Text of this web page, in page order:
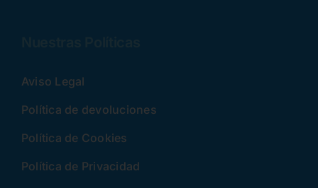
Aviso Legal
Política de devoluciones
Política de Cookies
Política de Privacidad